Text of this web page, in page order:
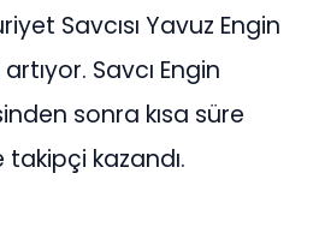
Savcısı Yavuz Engin
Savcı Engin
sonra kısa süre
kazandı.